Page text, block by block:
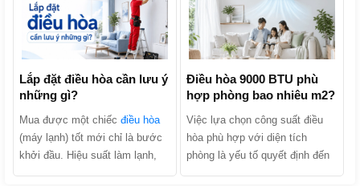
Hai dòng máy này thực chất
khác nhau như thế nào và đâu
là lựa chọn kinh tế, phù hợp
nhất với gia đình bạn? Hãy
cùng MediaMart phân biệt chi
tiết 2 dòng sản phẩm này để tìm
ra câu trả lời nhé!
hòa Inverter tiết kiệm điện lên
tới 30% - 70%”. Liệu điều hòa
Inverter có thực sự tiết kiệm
điện không hay đó chỉ là chiêu
trò marketing của nhà sản xuất?
Cùng MediaMart khám phá cơ
chế hoạt động, phân tích ưu
nhược điểm và tìm ra câu trả
lời chính xác nhất trong bài viết
Lắp đặt điều hòa cần lưu ý
những gì?
Mua được một chiếc điều hòa
(máy lạnh) tốt mới chỉ là bước
khởi đầu. Hiệu suất làm lạnh,
Điều hòa 9000 BTU phù
hợp phòng bao nhiêu m2?
Việc lựa chọn công suất điều
hòa phù hợp với diện tích
phòng là yếu tố quyết định đến